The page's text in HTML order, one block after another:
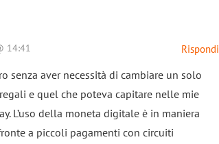
Rispondi
14:41
aver necessità di cambiare un solo
e quel che poteva capitare nelle mie
L’uso della moneta digitale è in maniera
a piccoli pagamenti con circuiti